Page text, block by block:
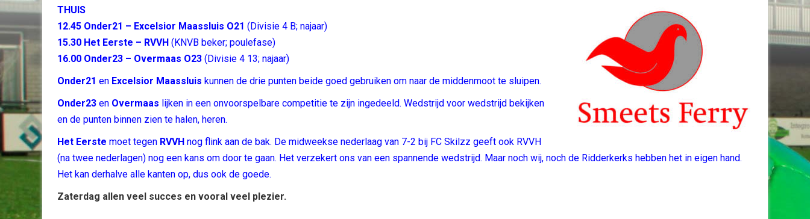
THUIS
12.45 Onder21 – Excelsior Maassluis O21 (Divisie 4 B; najaar)
15.30 Het Eerste – RVVH (KNVB beker; poulefase)
16.00 Onder23 – Overmaas O23 (Divisie 4 13; najaar)
Onder21 en Excelsior Maassluis kunnen de drie punten beide goed gebruiken om naar de middenmoot te sluipen.
Onder23 en Overmaas lijken in een onvoorspelbare competitie te zijn ingedeeld. Wedstrijd voor wedstrijd bekijken
en de punten binnen zien te halen, heren.
Het Eerste moet tegen RVVH nog flink aan de bak. De midweekse nederlaag van 7-2 bij FC Skilzz geeft ook RVVH
(na twee nederlagen) nog een kans om door te gaan. Het verzekert ons van een spannende wedstrijd. Maar noch wij, noch de Ridderkerks hebben het in eigen hand.
Het kan derhalve alle kanten op, dus ook de goede.
Zaterdag allen veel succes en vooral veel plezier.